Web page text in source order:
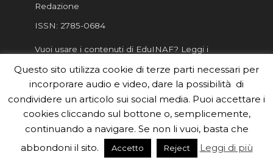
Redazione
ISSN: 2785-0684
Vuoi usare i contenuti di EduINAF? Leggi i
Informativa sulla Privacy
Informatva sui Cookie
Per la rubrica de l'Astronomo risponde, per
inviarci le tue foto o i tuoi contributi, scrivici a
redazione.edu [chiocciola] inaf.it oppure
il form
Questo sito utilizza cookie di terze parti necessari per
incorporare audio e video, dare la possibilità di
condividere un articolo sui social media. Puoi accettare i
cookies cliccando sul bottone o, semplicemente,
continuando a navigare. Se non li vuoi, basta che
abbondoni il sito.
Accetto Reject Leggi di più